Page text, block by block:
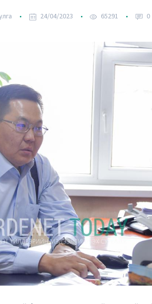
24/04/2023 65291 0